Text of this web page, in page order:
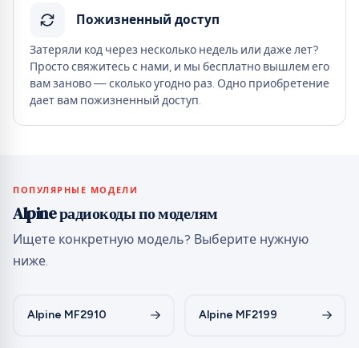
Пожизненный доступ
Затеряли код через несколько недель или даже лет?
Просто свяжитесь с нами, и мы бесплатно вышлем его
вам заново — сколько угодно раз. Одно приобретение
дает вам пожизненный доступ.
ПОПУЛЯРНЫЕ МОДЕЛИ
Alpine радиокоды по моделям
Ищете конкретную модель? Выберите нужную
ниже.
Alpine MF2910 Alpine MF2199